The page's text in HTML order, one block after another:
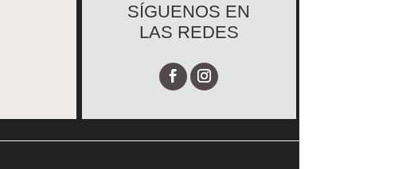
SÍGUENOS EN
LAS REDES